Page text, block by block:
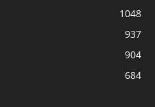
1048
937
904
684